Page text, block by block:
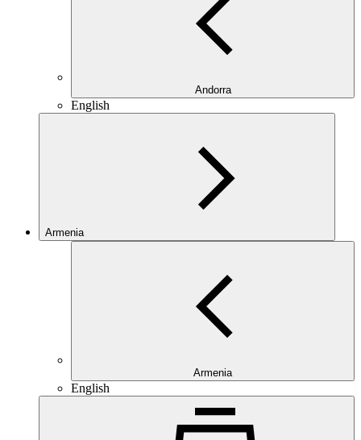
Andorra
English
Armenia
Armenia
English